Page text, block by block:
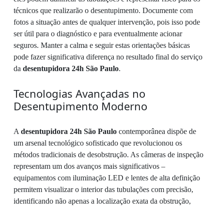
técnicos que realizarão o desentupimento. Documente com
fotos a situação antes de qualquer intervenção, pois isso pode
ser útil para o diagnóstico e para eventualmente acionar
seguros. Manter a calma e seguir estas orientações básicas
pode fazer significativa diferença no resultado final do serviço
da desentupidora 24h São Paulo.
Tecnologias Avançadas no
Desentupimento Moderno
A desentupidora 24h São Paulo contemporânea dispõe de
um arsenal tecnológico sofisticado que revolucionou os
métodos tradicionais de desobstrução. As câmeras de inspeção
representam um dos avanços mais significativos –
equipamentos com iluminação LED e lentes de alta definição
permitem visualizar o interior das tubulações com precisão,
identificando não apenas a localização exata da obstrução,